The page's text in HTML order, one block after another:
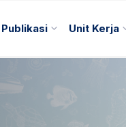
Publikasi Unit Kerja